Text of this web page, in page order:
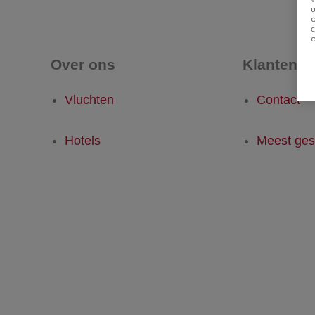
Over ons
Vluchten
Hotels
Contact
Meest